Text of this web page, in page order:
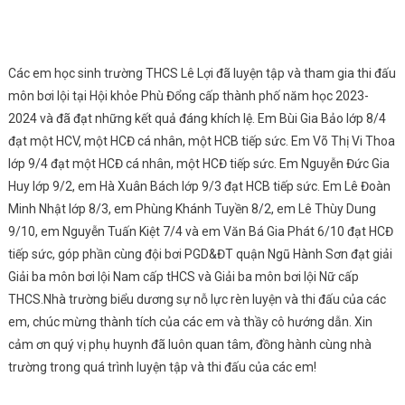
Các em học sinh trường THCS Lê Lợi đã luyện tập và tham gia thi đấu
môn bơi lội tại Hội khỏe Phù Đổng cấp thành phố năm học 2023-
2024 và đã đạt những kết quả đáng khích lệ. Em Bùi Gia Bảo lớp 8/4
đạt một HCV, một HCĐ cá nhân, một HCB tiếp sức. Em Võ Thị Vi Thoa
lớp 9/4 đạt một HCĐ cá nhân, một HCĐ tiếp sức. Em Nguyễn Đức Gia
Huy lớp 9/2, em Hà Xuân Bách lớp 9/3 đạt HCB tiếp sức. Em Lê Đoàn
Minh Nhật lớp 8/3, em Phùng Khánh Tuyền 8/2, em Lê Thùy Dung
9/10, em Nguyễn Tuấn Kiệt 7/4 và em Văn Bá Gia Phát 6/10 đạt HCĐ
tiếp sức, góp phần cùng đội bơi PGD&ĐT quận Ngũ Hành Sơn đạt giải
Giải ba môn bơi lội Nam cấp tHCS và Giải ba môn bơi lội Nữ cấp
THCS.Nhà trường biểu dương sự nỗ lực rèn luyện và thi đấu của các
em, chúc mừng thành tích của các em và thầy cô hướng dẫn. Xin
cảm ơn quý vị phụ huynh đã luôn quan tâm, đồng hành cùng nhà
trường trong quá trình luyện tập và thi đấu của các em!